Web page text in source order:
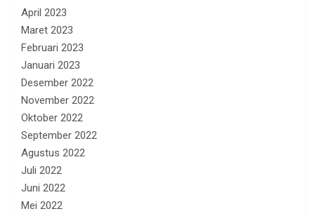
April 2023
Maret 2023
Februari 2023
Januari 2023
Desember 2022
November 2022
Oktober 2022
September 2022
Agustus 2022
Juli 2022
Juni 2022
Mei 2022